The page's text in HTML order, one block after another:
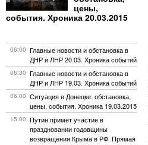
цены,
события. Хроника 20.03.2015
06:00 Главные новости и обстановка в
ДНР и ЛНР 20.03. Хроника событий
06:30 Главные новости и обстановка в
ДНР и ЛНР 19.03. Хроника событий
06:00 Ситуация в Донецке: обстановка,
цены, события. Хроника 19.03.2015
15:00 Путин примет участие в
праздновании годовщины
возвращения Крыма в РФ. Прямая